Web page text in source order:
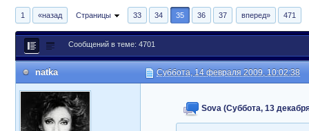
1 «назад Страницы 33 34 35 36 37 вперед» 471
Сообщений в теме: 4701
natka Суббота, 14 февраля 2009, 10:02:38
Sova (Суббота, 13